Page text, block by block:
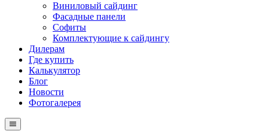
Виниловый сайдинг
Фасадные панели
Софиты
Комплектующие к сайдингу
Дилерам
Где купить
Калькулятор
Блог
Новости
Фотогалерея